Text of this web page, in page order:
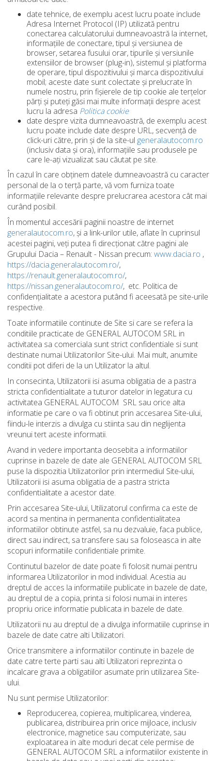
date tehnice, de exemplu acest lucru poate include
Adresa Internet Protocol (IP) utilizată pentru
conectarea calculatorului dumneavoastră la internet,
informațiile de conectare, tipul și versiunea de
browser, setarea fusului orar, tipurile și versiunile
extensiilor de browser (plug-in), sistemul și platforma
de operare, tipul dispozitivului și marca dispozitivului
mobil; aceste date sunt colectate și prelucrate în
numele nostru, prin fişierele de tip cookie ale terțelor
părți și puteți găsi mai multe informații despre acest
lucru la adresa Politica cookie
date despre vizita dumneavoastră, de exemplu acest
lucru poate include date despre URL, secvență de
click-uri către, prin și de la site-ul generalautocom.ro
(inclusiv data și ora), informațiile sau produsele pe
care le-ați vizualizat sau căutat pe site.
În cazul în care obținem datele dumneavoastră cu caracter
personal de la o terță parte, vă vom furniza toate
informațiile relevante despre prelucrarea acestora cât mai
curând posibil.
În momentul accesării paginii noastre de internet
generalautocom.ro, și a link-urilor utile, aflate în cuprinsul
acestei pagini, veți putea fi direcționat către pagini ale
Grupului Dacia – Renault - Nissan precum: www.dacia.ro ,
https://dacia.generalautocom.ro/,
https://renault.generalautocom.ro/,
https://nissan.generalautocom.ro/, etc. Politica de
confidențialitate a acestora putând fi aceesată pe site-urile
respective.
Toate informatiile continute de Site si care se refera la
conditiile practicate de GENERAL AUTOCOM SRL in
activitatea sa comerciala sunt strict confidentiale si sunt
destinate numai Utilizatorilor Site-ului. Mai mult, anumite
conditii pot diferi de la un Utilizator la altul.
In consecinta, Utilizatorii isi asuma obligatia de a pastra
stricta confidentialitate a tuturor datelor in legatura cu
activitatea GENERAL AUTOCOM SRL sau orice alta
informatie pe care o va fi obtinut prin accesarea Site-ului,
fiindu-le interzis a divulga cu stiinta sau din neglijenta
vreunui tert aceste informatii.
Avand in vedere importanta deosebita a informatiilor
cuprinse in bazele de date ale GENERAL AUTOCOM SRL
puse la dispozitia Utilizatorilor prin intermediul Site-ului,
Utilizatorii isi asuma obligatia de a pastra stricta
confidentialitate a acestor date.
Prin accesarea Site-ului, Utilizatorul confirma ca este de
acord sa mentina in permanenta confidentialitatea
informatiilor obtinute astfel, sa nu dezvaluie, faca publice,
direct sau indirect, sa transfere sau sa foloseasca in alte
scopuri informatiile confidentiale primite.
Continutul bazelor de date poate fi folosit numai pentru
informarea Utilizatorilor in mod individual. Acestia au
dreptul de acces la informatiile publicate in bazele de date,
au dreptul de a copia, printa si folosi numai in interes
propriu orice informatie publicata in bazele de date.
Utilizatorii nu au dreptul de a divulga informatiile cuprinse in
bazele de date catre alti Utilizatori.
Orice transmitere a informatiilor continute in bazele de
date catre terte parti sau alti Utilizatori reprezinta o
incalcare grava a obligatiilor asumate prin utilizarea Site-
ului.
Nu sunt permise Utilizatorilor:
Reproducerea, copierea, multiplicarea, vinderea,
publicarea, distribuirea prin orice mijloace, inclusiv
electronice, magnetice sau computerizate, sau
exploatarea in alte moduri decat cele permise de
GENERAL AUTOCOM SRL a informatiilor existente in